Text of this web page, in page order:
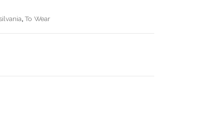
,To Wear